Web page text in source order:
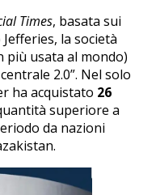
Times, basata sui
la società
più usata al mondo)
2.0”. Nel solo
ha acquistato 26
superiore a
da nazioni